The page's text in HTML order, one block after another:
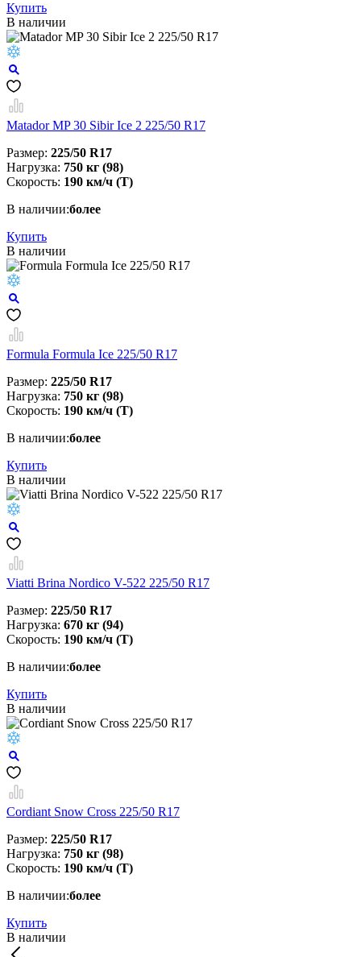
Купить
В наличии
Matador MP 30 Sibir Ice 2 225/50 R17
Размер: 225/50 R17
Нагрузка: 750 кг (98)
Скорость: 190 км/ч (T)
В наличии:более
Купить
В наличии
Formula Formula Ice 225/50 R17
Размер: 225/50 R17
Нагрузка: 750 кг (98)
Скорость: 190 км/ч (T)
В наличии:более
Купить
В наличии
Viatti Brina Nordico V-522 225/50 R17
Размер: 225/50 R17
Нагрузка: 670 кг (94)
Скорость: 190 км/ч (T)
В наличии:более
Купить
В наличии
Cordiant Snow Cross 225/50 R17
Размер: 225/50 R17
Нагрузка: 750 кг (98)
Скорость: 190 км/ч (T)
В наличии:более
Купить
В наличии